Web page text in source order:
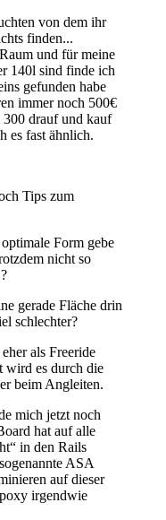
von dem ihr
finden...
und für meine
140l sind finde ich
gefunden habe
immer noch 500€
300 drauf und kauf
es fast ähnlich.
Tips zum
Form gebe
nicht so
gerade Fläche drin
schlechter?
als Freeride
wird es durch die
beim Angleiten.
mich jetzt noch
hat auf alle
in den Rails
ASA
auf dieser
irgendwie